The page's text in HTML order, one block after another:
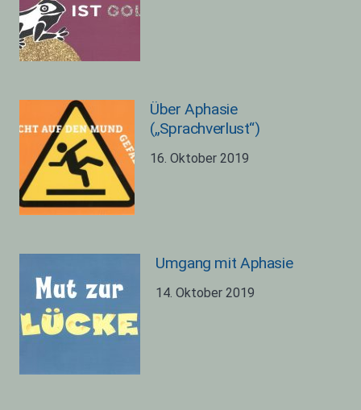
Über Aphasie
(„Sprachverlust“)
16. Oktober 2019
Umgang mit Aphasie
14. Oktober 2019